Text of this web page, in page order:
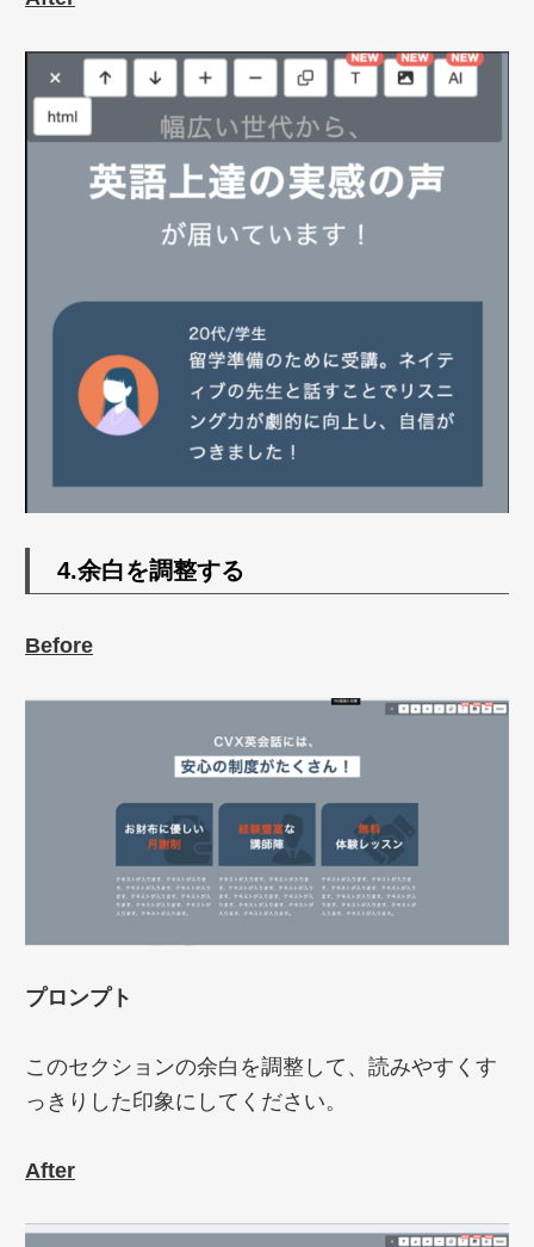
4.余白を調整する
Before
プロンプト
このセクションの余白を調整して、読みやすくす
っきりした印象にしてください。
After